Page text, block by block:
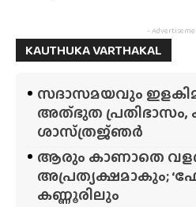
-
KAUTHUKA VARTHAKAL
സദാസമയവും
അത്‌ഭുത പ്രതിഭാസം,
ശാസ്‌ത്രജ്‌ഞർ
ആരും കാണാതെ
അപ്രത്യക്ഷമാകും;
കണ്ണൂരിലും